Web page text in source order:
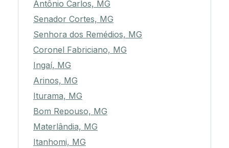
Antônio Carlos, MG
Senador Cortes, MG
Senhora dos Remédios, MG
Coronel Fabriciano, MG
Ingaí, MG
Arinos, MG
Iturama, MG
Bom Repouso, MG
Materlândia, MG
Itanhomi, MG